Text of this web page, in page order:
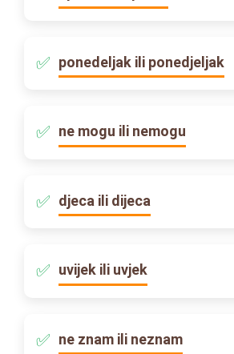
ponedeljak ili ponedjeljak
ne mogu ili nemogu
djeca ili dijeca
uvijek ili uvjek
ne znam ili neznam